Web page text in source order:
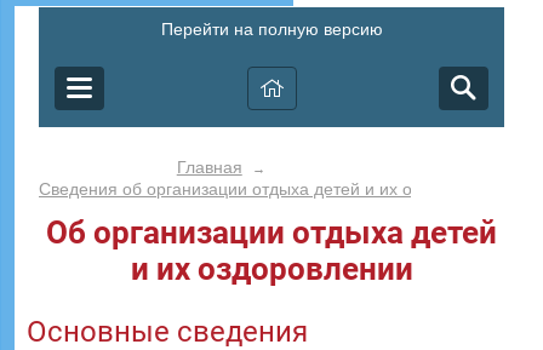
Перейти на полную версию
Главная →
Сведения об организации отдыха детей и их оздоровлении
Об организации отдыха детей
и их оздоровлении
Основные сведения